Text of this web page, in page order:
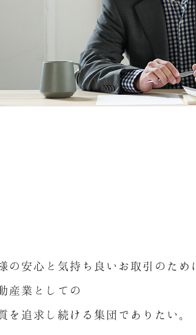
の安心と気持ち良いお取引のため
産業としての
を追求し続ける集団でありたい。